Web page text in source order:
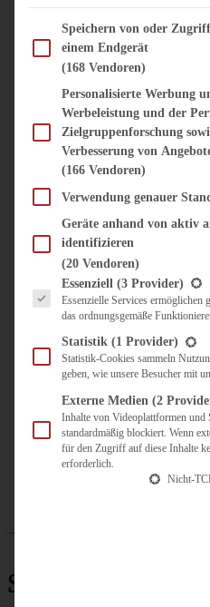
DIPS,
ÜBER MICH
Spanische Tapas
Im Folgenden finden Sie eine Liste der
Speichern von oder
einem Endgerät
(168 Vendoren)
Personalisierte Werbung
Werbeleistung und der
Zielgruppenforschung
Verbesserung von
(166 Vendoren)
Verwendung genauer
Geräte anhand von aktiv
identifizieren
(20 Vendoren)
Es folgt eine Liste der Service-
Essenziell (3 Provider)
Essenzielle Services
das ordnungsgemäße
Statistik (1 Provider)
Statistik-Cookies sammeln
geben, wie unsere Besucher mit
Externe Medien (2
Inhalte von Videoplattformen
standardmäßig blockiert. Wenn
für den Zugriff auf diese Inhalte
erforderlich.
Nicht-